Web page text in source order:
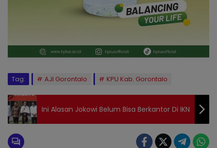
Tag: AJI Gorontalo KPU Kab. Gorontalo
Ini Alasan Jokowi Belum Bisa Berkantor Di IKN